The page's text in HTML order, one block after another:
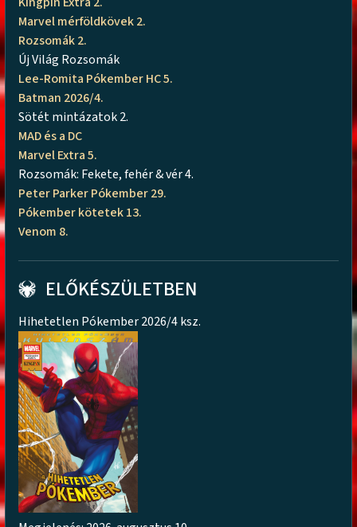
Marvel mérföldkövek 2.
Rozsomák 2.
Új Világ Rozsomák
Lee-Romita Pókember HC 5.
Batman 2026/4.
Sötét mintázatok 2.
MAD és a DC
Marvel Extra 5.
Rozsomák: Fekete, fehér & vér 4.
Peter Parker Pókember 29.
Pókember kötetek 13.
Venom 8.
ELŐKÉSZÜLETBEN
Hihetetlen Pókember 2026/4 ksz.